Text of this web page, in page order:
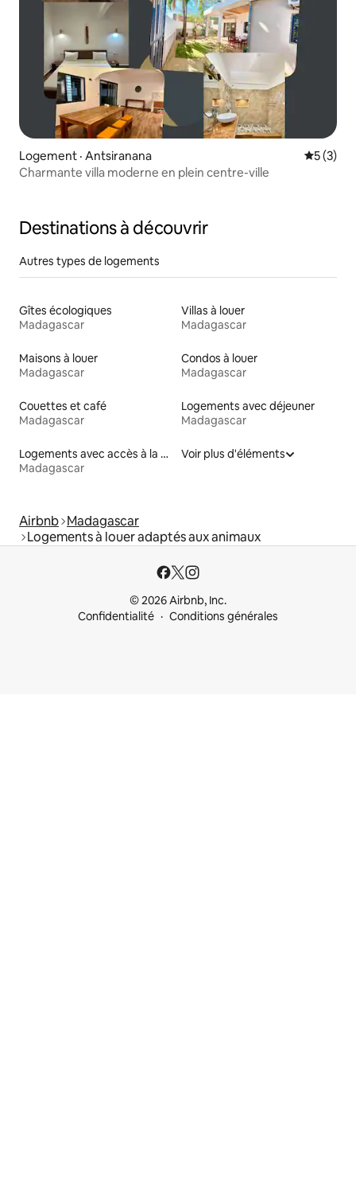
Logement · Antsiranana Note
5 (3)
Charmante villa moderne en plein centre-ville
Destinations à découvrir
Autres types de logements
Gîtes écologiques
Madagascar
Villas à louer
Madagascar
Maisons à louer
Madagascar
Condos à louer
Madagascar
Couettes et café
Madagascar
Logements avec déjeuner
Madagascar
Logements avec accès à la plage
Madagascar
Voir plus d'éléments
Airbnb Madagascar
Logements à louer adaptés aux animaux
© 2026 Airbnb, Inc.
Confidentialité
Conditions générales